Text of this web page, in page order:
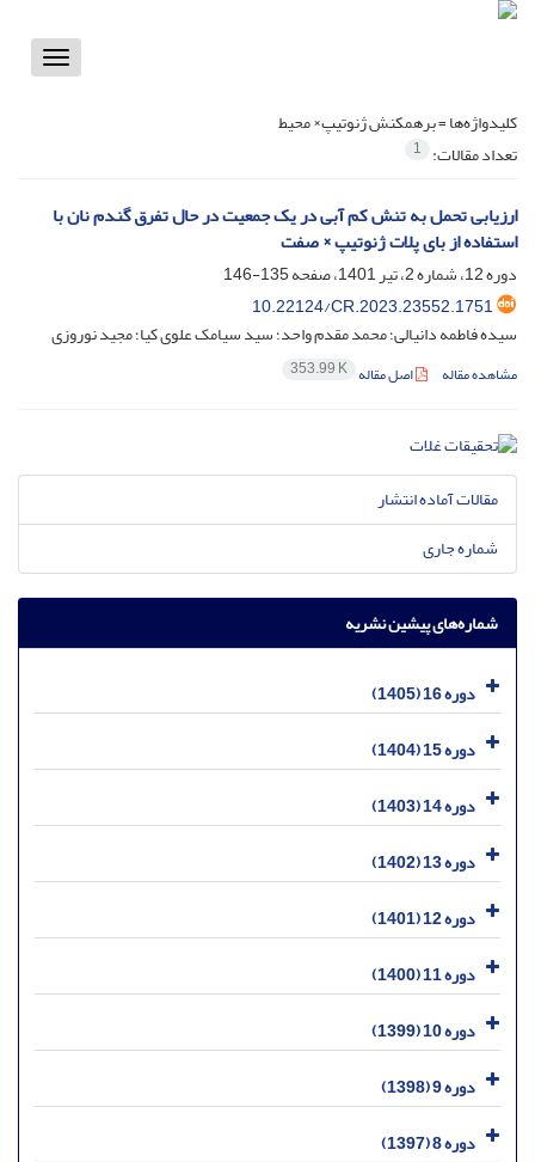
Toggle
کلیدواژه‌ها =برهمکنش ژنوتیپ× محیط
تعداد مقالات: 1
ارزیابی تحمل به تنش کم آبی در یک جمعیت در حال تفرق گندم نان با
استفاده از بای پلات ژنوتیپ × صفت
دوره 12، شماره 2، تیر 1401، صفحه
135-146
10.22124/CR.2023.23552.1751
سیده فاطمه دانیالی؛ محمد مقدم واحد؛ سید سیامک علوی کیا؛ مجید نوروزی
مشاهده مقاله اصل مقاله 353.99 K
مقالات آماده انتشار
شماره جاری
شماره‌های پیشین نشریه
دوره 16 (1405)
دوره 15 (1404)
دوره 14 (1403)
دوره 13 (1402)
دوره 12 (1401)
دوره 11 (1400)
دوره 10 (1399)
دوره 9 (1398)
دوره 8 (1397)